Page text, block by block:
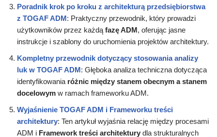
Poradnik krok po kroku z architekturą przedsiębiorstwa
z TOGAF ADM: Praktyczny przewodnik, który prowadzi
użytkowników przez każdą fazę ADM, oferując jasne
instrukcje i szablony do uruchomienia projektów architektury.
Kompletny przewodnik dotyczący stosowania analizy
luk w TOGAF ADM: Głęboka analiza techniczna dotycząca
identyfikowania różnic między stanem obecnym a stanem
docelowym w ramach frameworku ADM.
Wyjaśnienie TOGAF ADM i Frameworku treści
architektury: Ten artykuł wyjaśnia relację między procesami
ADM i Framework treści architektury dla strukturalnych